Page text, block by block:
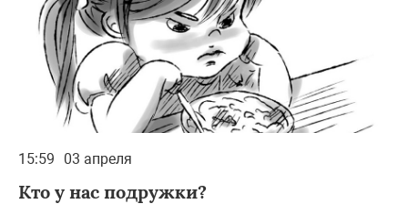
15:59 03 апреля
Кто у нас подружки?